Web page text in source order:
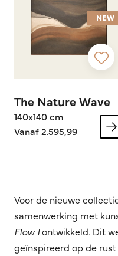
NEW
The Nature Wave
140x140 cm
Vanaf 2.595,99
Voor de nieuwe
samenwerking met
Flow Iontwikkeld. Dit
geïnspireerd op de